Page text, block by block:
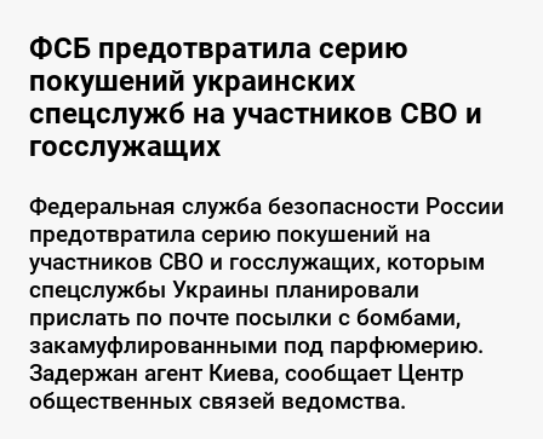
ФСБ предотвратила серию
покушений украинских
спецслужб на участников СВО и
госслужащих
Федеральная служба безопасности России
предотвратила серию покушений на
участников СВО и госслужащих, которым
спецслужбы Украины планировали
прислать по почте посылки с бомбами,
закамуфлированными под парфюмерию.
Задержан агент Киева, сообщает Центр
общественных связей ведомства.